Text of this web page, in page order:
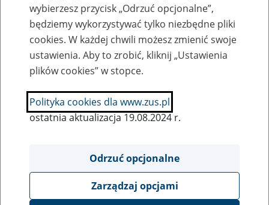
Nazwa zakładu pracy:
SZUKAJ
Ukryj wszystkie pozycje bazy
wybierzesz przycisk „Odrzuć opcjonalne”,
będziemy wykorzystywać tylko niezbędne pliki
cookies. W każdej chwili możesz zmienić swoje
ustawienia. Aby to zrobić, kliknij „Ustawienia
plików cookies” w stopce.
Polityka cookies dla www.zus.pl
ostatnia aktualizacja 19.08.2024 r.
Odrzuć opcjonalne
Zarządzaj opcjami